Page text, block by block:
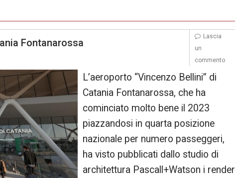
Fontanarossa
L’aeroporto “Vincenzo Bellini” di
Catania Fontanarossa, che ha
cominciato molto bene il 2023
piazzandosi in quarta posizione
nazionale per numero passeggeri,
ha visto pubblicati dallo studio di
architettura Pascall+Watson i render
Lascia
un
commento